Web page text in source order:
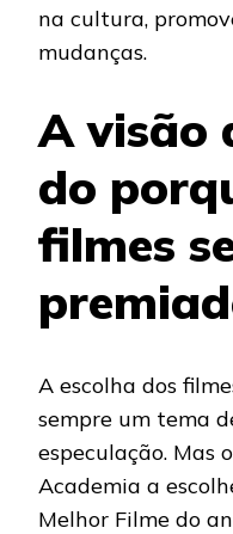
na cultura,
mudanças.
A visão
do
filmes
A escolha dos
sempre um tema
especulação. Mas
Academia a
Melhor Filme do